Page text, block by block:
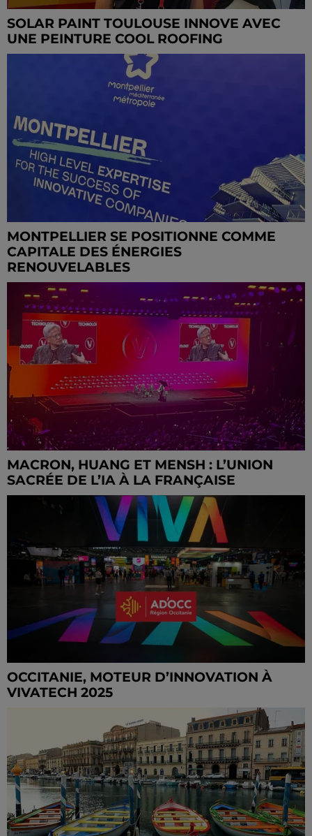
SOLAR PAINT TOULOUSE INNOVE AVEC
UNE PEINTURE COOL ROOFING
MONTPELLIER SE POSITIONNE COMME
CAPITALE DES ÉNERGIES
RENOUVELABLES
MACRON, HUANG ET MENSH : L’UNION
SACRÉE DE L’IA À LA FRANÇAISE
OCCITANIE, MOTEUR D’INNOVATION À
VIVATECH 2025